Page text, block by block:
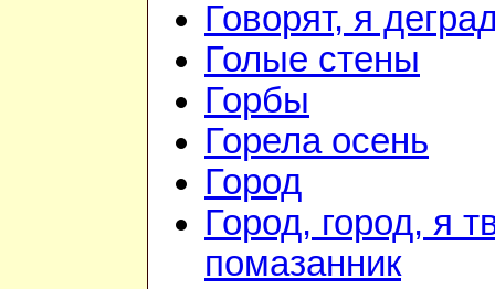
Говорят, я
Голые стены
Горбы
Горела осень
Город
Город, город, я
помазанник